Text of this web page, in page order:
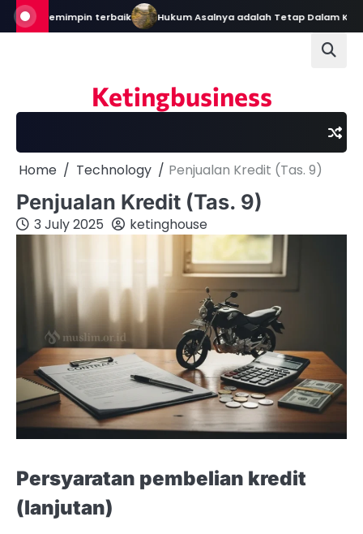
Skip
to
terbaik Hukum Asalnya adalah Tetap Dalam Keadaan
Ketingbusiness
Home Technology Penjualan Kredit (Tas. 9)
Penjualan Kredit (Tas. 9)
3 July 2025 ketinghouse
Persyaratan pembelian kredit
(lanjutan)